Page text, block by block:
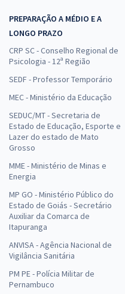
PREPARAÇÃO A MÉDIO E A
LONGO PRAZO
CRP SC - Conselho Regional de
Psicologia - 12ª Região
SEDF - Professor Temporário
MEC - Ministério da Educação
SEDUC/MT - Secretaria de
Estado de Educação, Esporte e
Lazer do estado de Mato
Grosso
MME - Ministério de Minas e
Energia
MP GO - Ministério Público do
Estado de Goiás - Secretário
Auxiliar da Comarca de
Itapuranga
ANVISA - Agência Nacional de
Vigilância Sanitária
PM PE - Polícia Militar de
Pernambuco